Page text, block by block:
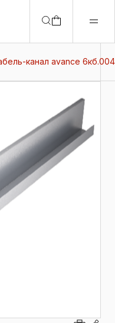
канал avance 6кб.004